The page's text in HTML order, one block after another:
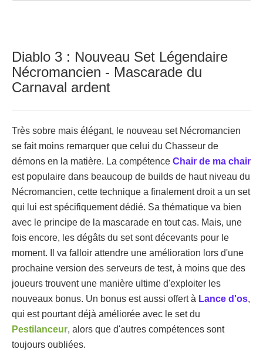
Diablo 3 : Nouveau Set Légendaire
Nécromancien - Mascarade du
Carnaval ardent
Très sobre mais élégant, le nouveau set Nécromancien
se fait moins remarquer que celui du Chasseur de
démons en la matière. La compétence Chair de ma chair
est populaire dans beaucoup de builds de haut niveau du
Nécromancien, cette technique a finalement droit a un set
qui lui est spécifiquement dédié. Sa thématique va bien
avec le principe de la mascarade en tout cas. Mais, une
fois encore, les dégâts du set sont décevants pour le
moment. Il va falloir attendre une amélioration lors d'une
prochaine version des serveurs de test, à moins que des
joueurs trouvent une manière ultime d'exploiter les
nouveaux bonus. Un bonus est aussi offert à Lance d'os,
qui est pourtant déjà améliorée avec le set du
Pestilanceur, alors que d'autres compétences sont
toujours oubliées.